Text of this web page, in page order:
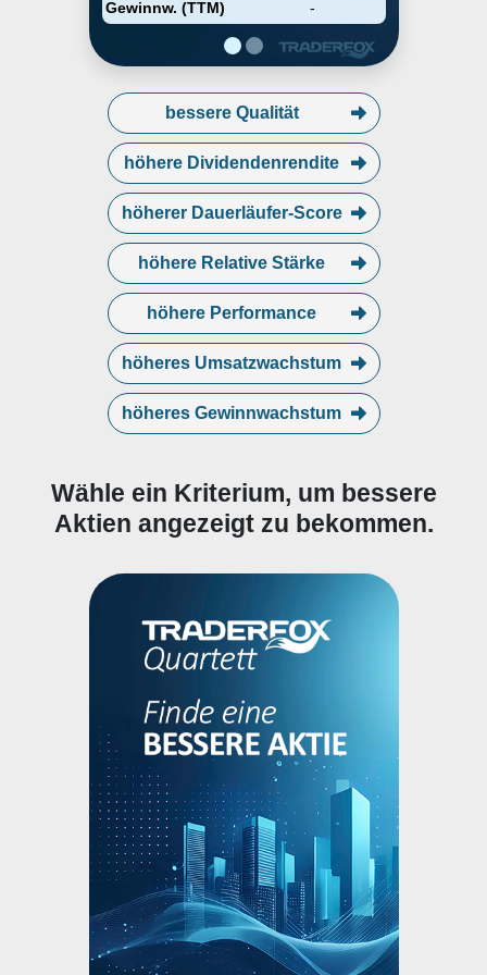
Gewinnw. (TTM)
-
segment provides bovine
reproductive technologies. The
company was founded by Thomas
headquartered in Germantown,
MD.
bessere Qualität
höhere Dividendenrendite
höherer Dauerläufer-Score
höhere Relative Stärke
höhere Performance
höheres Umsatzwachstum
höheres Gewinnwachstum
Wähle ein Kriterium, um bessere
Aktien angezeigt zu bekommen.